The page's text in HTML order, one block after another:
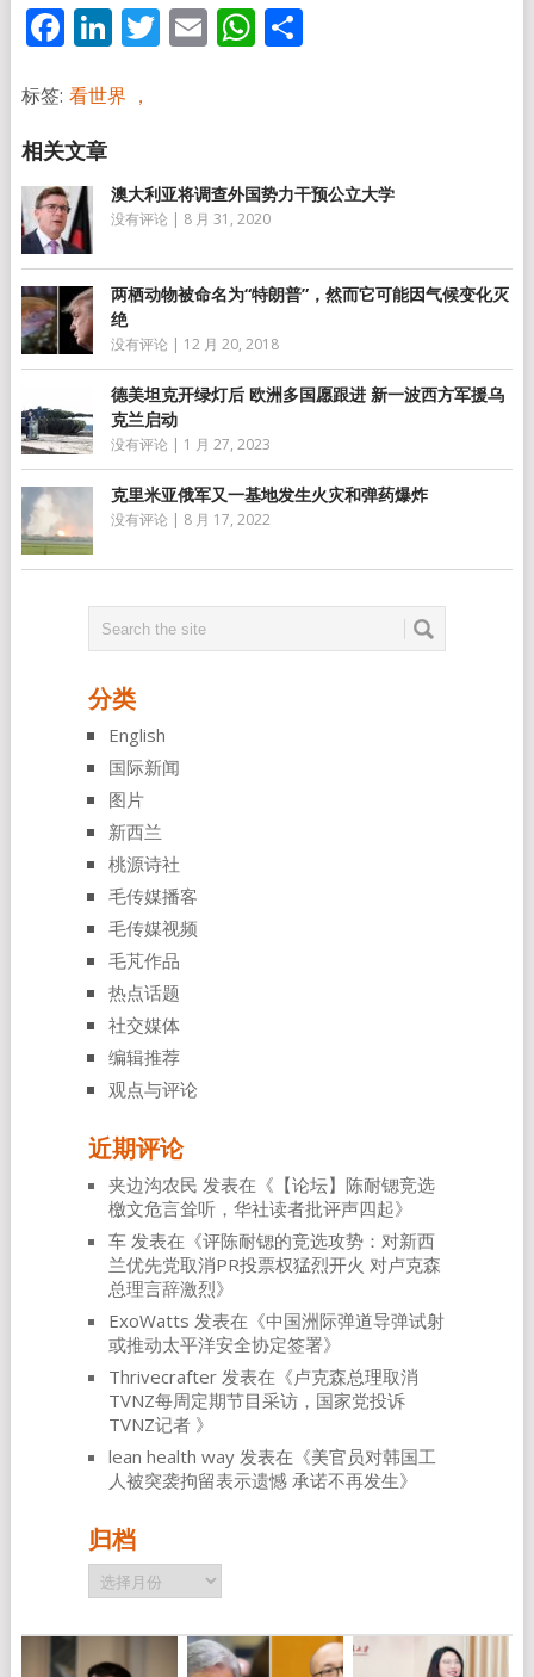
Facebook
LinkedIn
Twitter
EmailWhatsApp
分
标签: 看世界 ，
澳大利亚将调查外国势力干预公立大学
没有评论 | 8 月 31, 2020
两栖动物被命名为“特朗普”，然而它可能因气候变化灭
绝
没有评论 | 12 月 20, 2018
德美坦克开绿灯后 欧洲多国愿跟进 新一波西方军援乌
克兰启动
没有评论 | 1 月 27, 2023
克里米亚俄军又一基地发生火灾和弹药爆炸
没有评论 | 8 月 17, 2022
分类
English
国际新闻
图片
新西兰
桃源诗社
毛传媒播客
毛传媒视频
毛芃作品
热点话题
社交媒体
编辑推荐
观点与评论
近期评论
夹边沟农民 发表在《 【论坛】陈耐锶竞选
檄文危言耸听，华社读者批评声四起》
车发表在《评陈耐锶的竞选攻势：对新西
兰优先党取消PR投票权猛烈开火 对卢克森
总理言辞激烈》
ExoWatts 发表在《中国洲际弹道导弹试射
或推动太平洋安全协定签署》
Thrivecrafter发表在《卢克森总理取消
TVNZ每周定期节目采访，国家党投诉
TVNZ记者 》
lean health way发表在《美官员对韩国工
人被突袭拘留表示遗憾 承诺不再发生》
归档
归
档